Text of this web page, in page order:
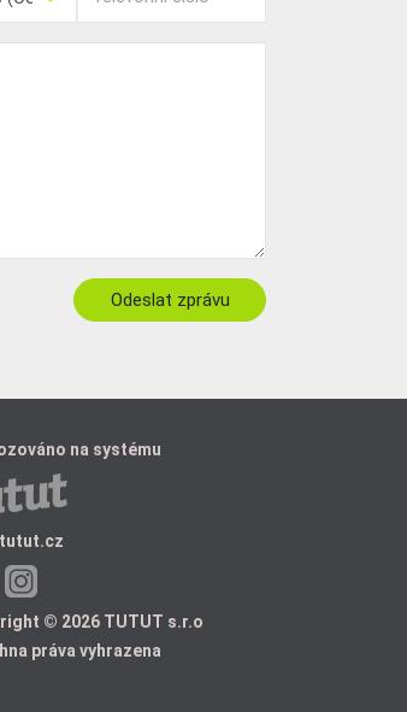
na systému
© 2026 TUTUT s.r.o
práva vyhrazena